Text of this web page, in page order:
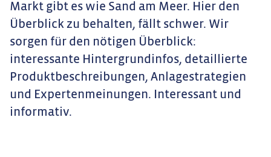
Markt gibt es wie Sand am Meer. Hier den
Überblick zu behalten, fällt schwer. Wir
sorgen für den nötigen Überblick:
interessante Hintergrundinfos, detaillierte
Produktbeschreibungen, Anlagestrategien
und Expertenmeinungen. Interessant und
informativ.